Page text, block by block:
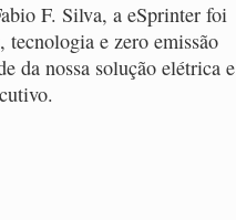
F. Silva, a eSprinter foi
tecnologia e zero emissão
da nossa solução elétrica e